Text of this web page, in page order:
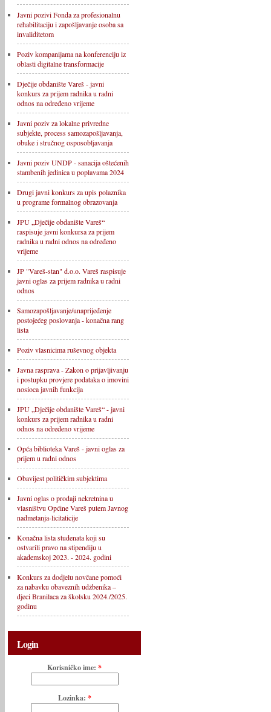
Javni pozivi Fonda za profesionalnu
rehabilitaciju i zapošljavanje osoba sa
invaliditetom
Poziv kompanijama na konferenciju iz
oblasti digitalne transformacije
Dječije obdanište Vareš - javni
konkurs za prijem radnika u radni
odnos na određeno vrijeme
Javni poziv za lokalne privredne
subjekte, process samozapošljavanja,
obuke i stručnog osposobljavanja
Javni poziv UNDP - sanacija oštećenih
stambenih jedinica u poplavama 2024
Drugi javni konkurs za upis polaznika
u programe formalnog obrazovanja
JPU „Dječije obdanište Vareš“
raspisuje javni konkursa za prijem
radnika u radni odnos na određeno
vrijeme
JP "Vareš-stan" d.o.o. Vareš raspisuje
javni oglas za prijem radnika u radni
odnos
Samozapošljavanje/unaprijeđenje
postojećeg poslovanja - konačna rang
lista
Poziv vlasnicima ruševnog objekta
Javna rasprava - Zakon o prijavljivanju
i postupku provjere podataka o imovini
nosioca javnih funkcija
JPU „Dječije obdanište Vareš“ - javni
konkurs za prijem radnika u radni
odnos na određeno vrijeme
Opća biblioteka Vareš - javni oglas za
prijem u radni odnos
Obavijest političkim subjektima
Javni oglas o prodaji nekretnina u
vlasništvu Općine Vareš putem Javnog
nadmetanja-licitaticije
Konačna lista studenata koji su
ostvarili pravo na stipendiju u
akademskoj 2023. - 2024. godini
Konkurs za dodjelu novčane pomoći
za nabavku obaveznih udžbenika –
djeci Branilaca za školsku 2024./2025.
godinu
Login
Korisničko ime: *
Lozinka: *